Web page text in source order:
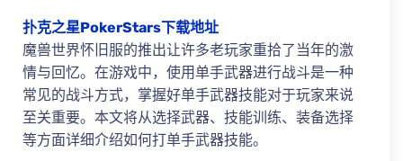
扑克之星PokerStars下载地址
魔兽世界怀旧服的推出让许多老玩家重拾了当年的激
情与回忆。在游戏中，使用单手武器进行战斗是一种
常见的战斗方式，掌握好单手武器技能对于玩家来说
至关重要。本文将从选择武器、技能训练、装备选择
等方面详细介绍如何打单手武器技能。